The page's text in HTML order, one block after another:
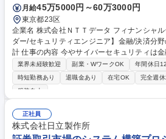
月給45万5000円～60万3000円
東京都23区
企業名 株式会社ＮＴＴデータ フィナンシャルテクノロジ
ダー/セキュリティエンジニア】金融/決済分
計 仕事の内容 今やサイバーセキュリティは金融機関の最重要経営課題の
ひとつです。 金融/決済分野の社会インフラ
の開発を担うリーダーとして、その確保を目
となります。 【主な業務内容】※ご経験やご希望に応じて以下の中からお
決済システムの要件定義・セキュリティ設計
るSIEM(Splunk、Exabeam 等)、SOAR、
用したセキュリティ運用の高度化 ◆脆弱性情
業界未経験歓迎 副業・WワークOK 年間休日
時短勤務あり
退職金あり 在宅OK 完全週休
服装自由
正社員
株式会社日立製作所